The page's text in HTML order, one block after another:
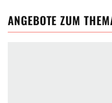
ANGEBOTE ZUM